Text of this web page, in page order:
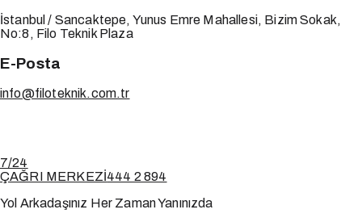
İstanbul / Sancaktepe, Yunus Emre Mahallesi, Bizim Sokak,
No:8, Filo Teknik Plaza
E-Posta
info@filoteknik.com.tr
7/24
ÇAĞRI MERKEZİ444 2 894
Yol Arkadaşınız Her Zaman Yanınızda